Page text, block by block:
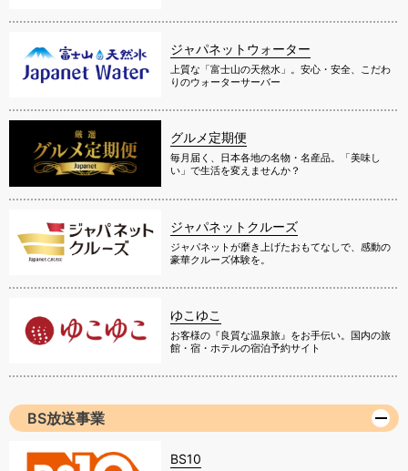
ジャパネットウォーター
上質な「富士山の天然水」。安心・安全、こだわ
りのウォーターサーバー
グルメ定期便
毎月届く、日本各地の名物・名産品。「美味し
い」で生活を変えませんか？
ジャパネットクルーズ
ジャパネットが磨き上げたおもてなしで、感動の
豪華クルーズ体験を。
ゆこゆこ
お客様の『良質な温泉旅』をお手伝い。国内の旅
館・宿・ホテルの宿泊予約サイト
BS放送事業
BS10